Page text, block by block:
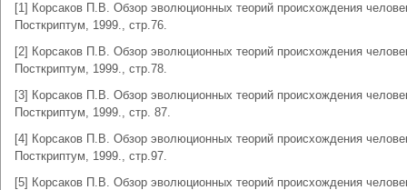
[1] Корсаков П.В. Обзор эволюционных теорий происхождения
Посткриптум, 1999., стр.76.
[2] Корсаков П.В. Обзор эволюционных теорий происхождения
Посткриптум, 1999., стр.78.
[3] Корсаков П.В. Обзор эволюционных теорий происхождения
Посткриптум, 1999., стр. 87.
[4] Корсаков П.В. Обзор эволюционных теорий происхождения
Посткриптум, 1999., стр.97.
[5] Корсаков П.В. Обзор эволюционных теорий происхождения